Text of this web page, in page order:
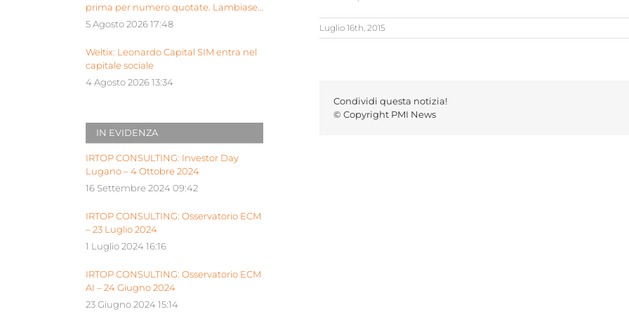
Luglio 16th, 2015
Condividi questa notizia!
© Copyright PMI News
prima per numero quotate. Lambiase:
“Milano piattaforma europea Siu”
5 Agosto 2026 17:48
Weltix: Leonardo Capital SIM entra nel
capitale sociale
4 Agosto 2026 13:34
IN EVIDENZA
IRTOP CONSULTING: Investor Day
Lugano – 4 Ottobre 2024
16 Settembre 2024 09:42
IRTOP CONSULTING: Osservatorio ECM
– 23 Luglio 2024
1 Luglio 2024 16:16
IRTOP CONSULTING: Osservatorio ECM
AI – 24 Giugno 2024
23 Giugno 2024 15:14